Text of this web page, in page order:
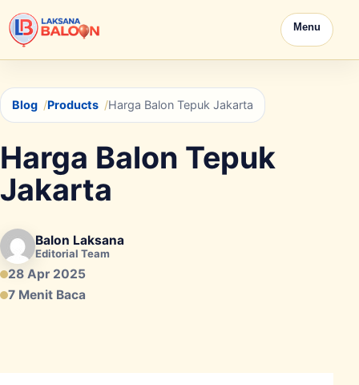
Menu
Blog Products Harga Balon Tepuk Jakarta
Harga Balon Tepuk
Jakarta
Balon Laksana
Editorial Team
28 Apr 2025
7 Menit Baca